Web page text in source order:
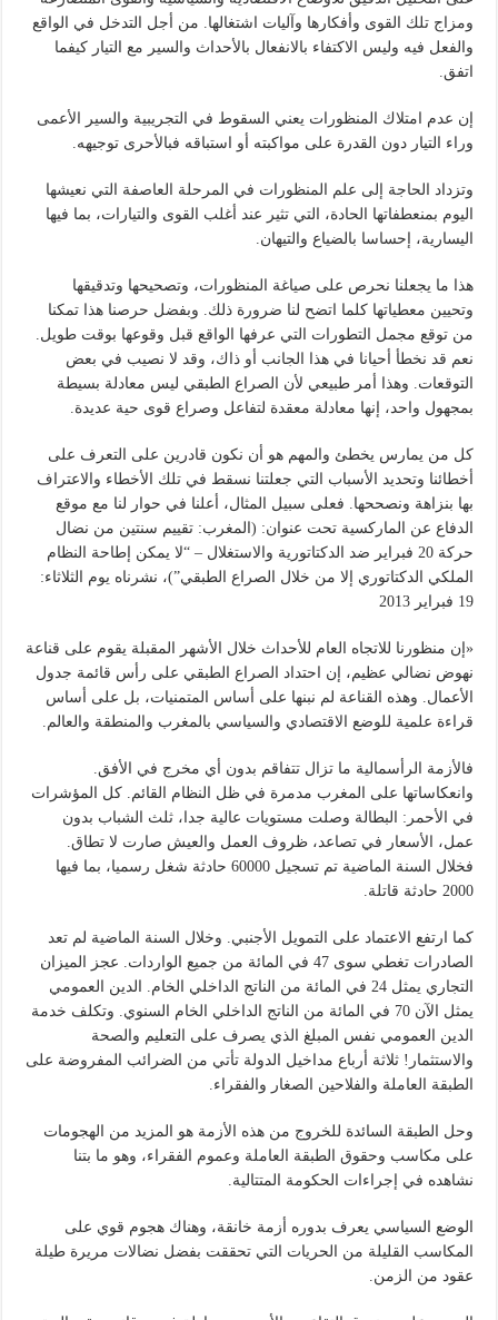
ومزاج تلك القوى وأفكارها وآليات اشتغالها. من أجل التدخل في الواقع
والفعل فيه وليس الاكتفاء بالانفعال بالأحداث والسير مع التيار كيفما
اتفق.
إن عدم امتلاك المنظورات يعني السقوط في التجريبية والسير الأعمى
وراء التيار دون القدرة على مواكبته أو استباقه فبالأحرى توجيهه.
وتزداد الحاجة إلى علم المنظورات في المرحلة العاصفة التي نعيشها
اليوم بمنعطفاتها الحادة، التي تثير عند أغلب القوى والتيارات، بما فيها
اليسارية، إحساسا بالضياع والتيهان.
هذا ما يجعلنا نحرص على صياغة المنظورات، وتصحيحها وتدقيقها
وتحيين معطياتها كلما اتضح لنا ضرورة ذلك. وبفضل حرصنا هذا تمكنا
من توقع مجمل التطورات التي عرفها الواقع قبل وقوعها بوقت طويل.
نعم قد نخطأ أحيانا في هذا الجانب أو ذاك، وقد لا نصيب في بعض
التوقعات. وهذا أمر طبيعي لأن الصراع الطبقي ليس معادلة بسيطة
بمجهول واحد، إنها معادلة معقدة لتفاعل وصراع قوى حية عديدة.
كل من يمارس يخطئ والمهم هو أن نكون قادرين على التعرف على
أخطائنا وتحديد الأسباب التي جعلتنا نسقط في تلك الأخطاء والاعتراف
بها بنزاهة ونصححها. فعلى سبيل المثال، أعلنا في حوار لنا مع موقع
الدفاع عن الماركسية تحت عنوان: (المغرب: تقييم سنتين من نضال
حركة 20 فبراير ضد الدكتاتورية والاستغلال – “لا يمكن إطاحة النظام
الملكي الدكتاتوري إلا من خلال الصراع الطبقي”)، نشرناه يوم الثلاثاء:
19 فبراير 2013
«إن منظورنا للاتجاه العام للأحداث خلال الأشهر المقبلة يقوم على قناعة
نهوض نضالي عظيم، إن احتداد الصراع الطبقي على رأس قائمة جدول
الأعمال. وهذه القناعة لم نبنها على أساس المتمنيات، بل على أساس
قراءة علمية للوضع الاقتصادي والسياسي بالمغرب والمنطقة والعالم.
فالأزمة الرأسمالية ما تزال تتفاقم بدون أي مخرج في الأفق.
وانعكاساتها على المغرب مدمرة في ظل النظام القائم. كل المؤشرات
في الأحمر: البطالة وصلت مستويات عالية جدا، ثلث الشباب بدون
عمل، الأسعار في تصاعد، ظروف العمل والعيش صارت لا تطاق.
فخلال السنة الماضية تم تسجيل 60000 حادثة شغل رسميا، بما فيها
2000 حادثة قاتلة.
كما ارتفع الاعتماد على التمويل الأجنبي. وخلال السنة الماضية لم تعد
الصادرات تغطي سوى 47 في المائة من جميع الواردات. عجز الميزان
التجاري يمثل 24 في المائة من الناتج الداخلي الخام. الدين العمومي
يمثل الآن 70 في المائة من الناتج الداخلي الخام السنوي. وتكلف خدمة
الدين العمومي نفس المبلغ الذي يصرف على التعليم والصحة
والاستثمار! ثلاثة أرباع مداخيل الدولة تأتي من الضرائب المفروضة على
الطبقة العاملة والفلاحين الصغار والفقراء.
وحل الطبقة السائدة للخروج من هذه الأزمة هو المزيد من الهجومات
على مكاسب وحقوق الطبقة العاملة وعموم الفقراء، وهو ما بتنا
نشاهده في إجراءات الحكومة المتتالية.
الوضع السياسي يعرف بدوره أزمة خانقة، وهناك هجوم قوي على
المكاسب القليلة من الحريات التي تحققت بفضل نضالات مريرة طيلة
عقود من الزمن.